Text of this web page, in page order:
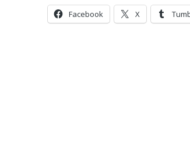
Facebook X